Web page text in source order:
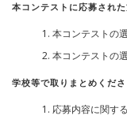
本コンテストに応募され
本コンテストの
本コンテストの
学校等で取りまとめくだ
応募内容に関す